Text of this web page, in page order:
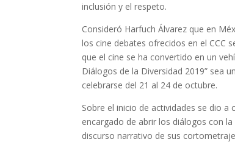
inclusión y el respeto.
Consideró Harfuch Álvarez que en
los cine debates ofrecidos en el CCC
que el cine se ha convertido en un
Diálogos de la Diversidad 2019” sea
celebrarse del 21 al 24 de octubre.
Sobre el inicio de actividades se dio
encargado de abrir los diálogos con la
discurso narrativo de sus